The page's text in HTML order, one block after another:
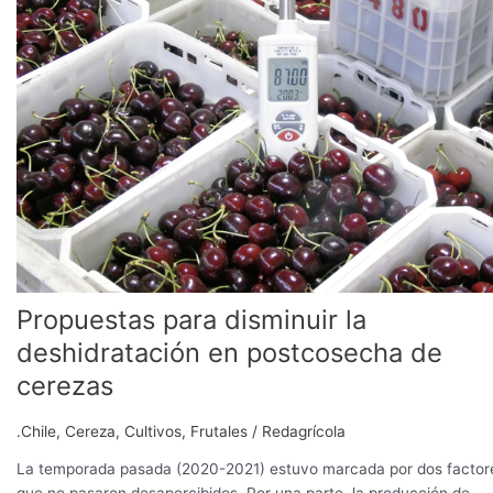
Propuestas para disminuir la
deshidratación en postcosecha de
cerezas
.Chile, Cereza, Cultivos, Frutales / Redagrícola
La temporada pasada (2020-2021) estuvo marcada por dos
la
deshidratación
en
postcosecha
de
cerezas